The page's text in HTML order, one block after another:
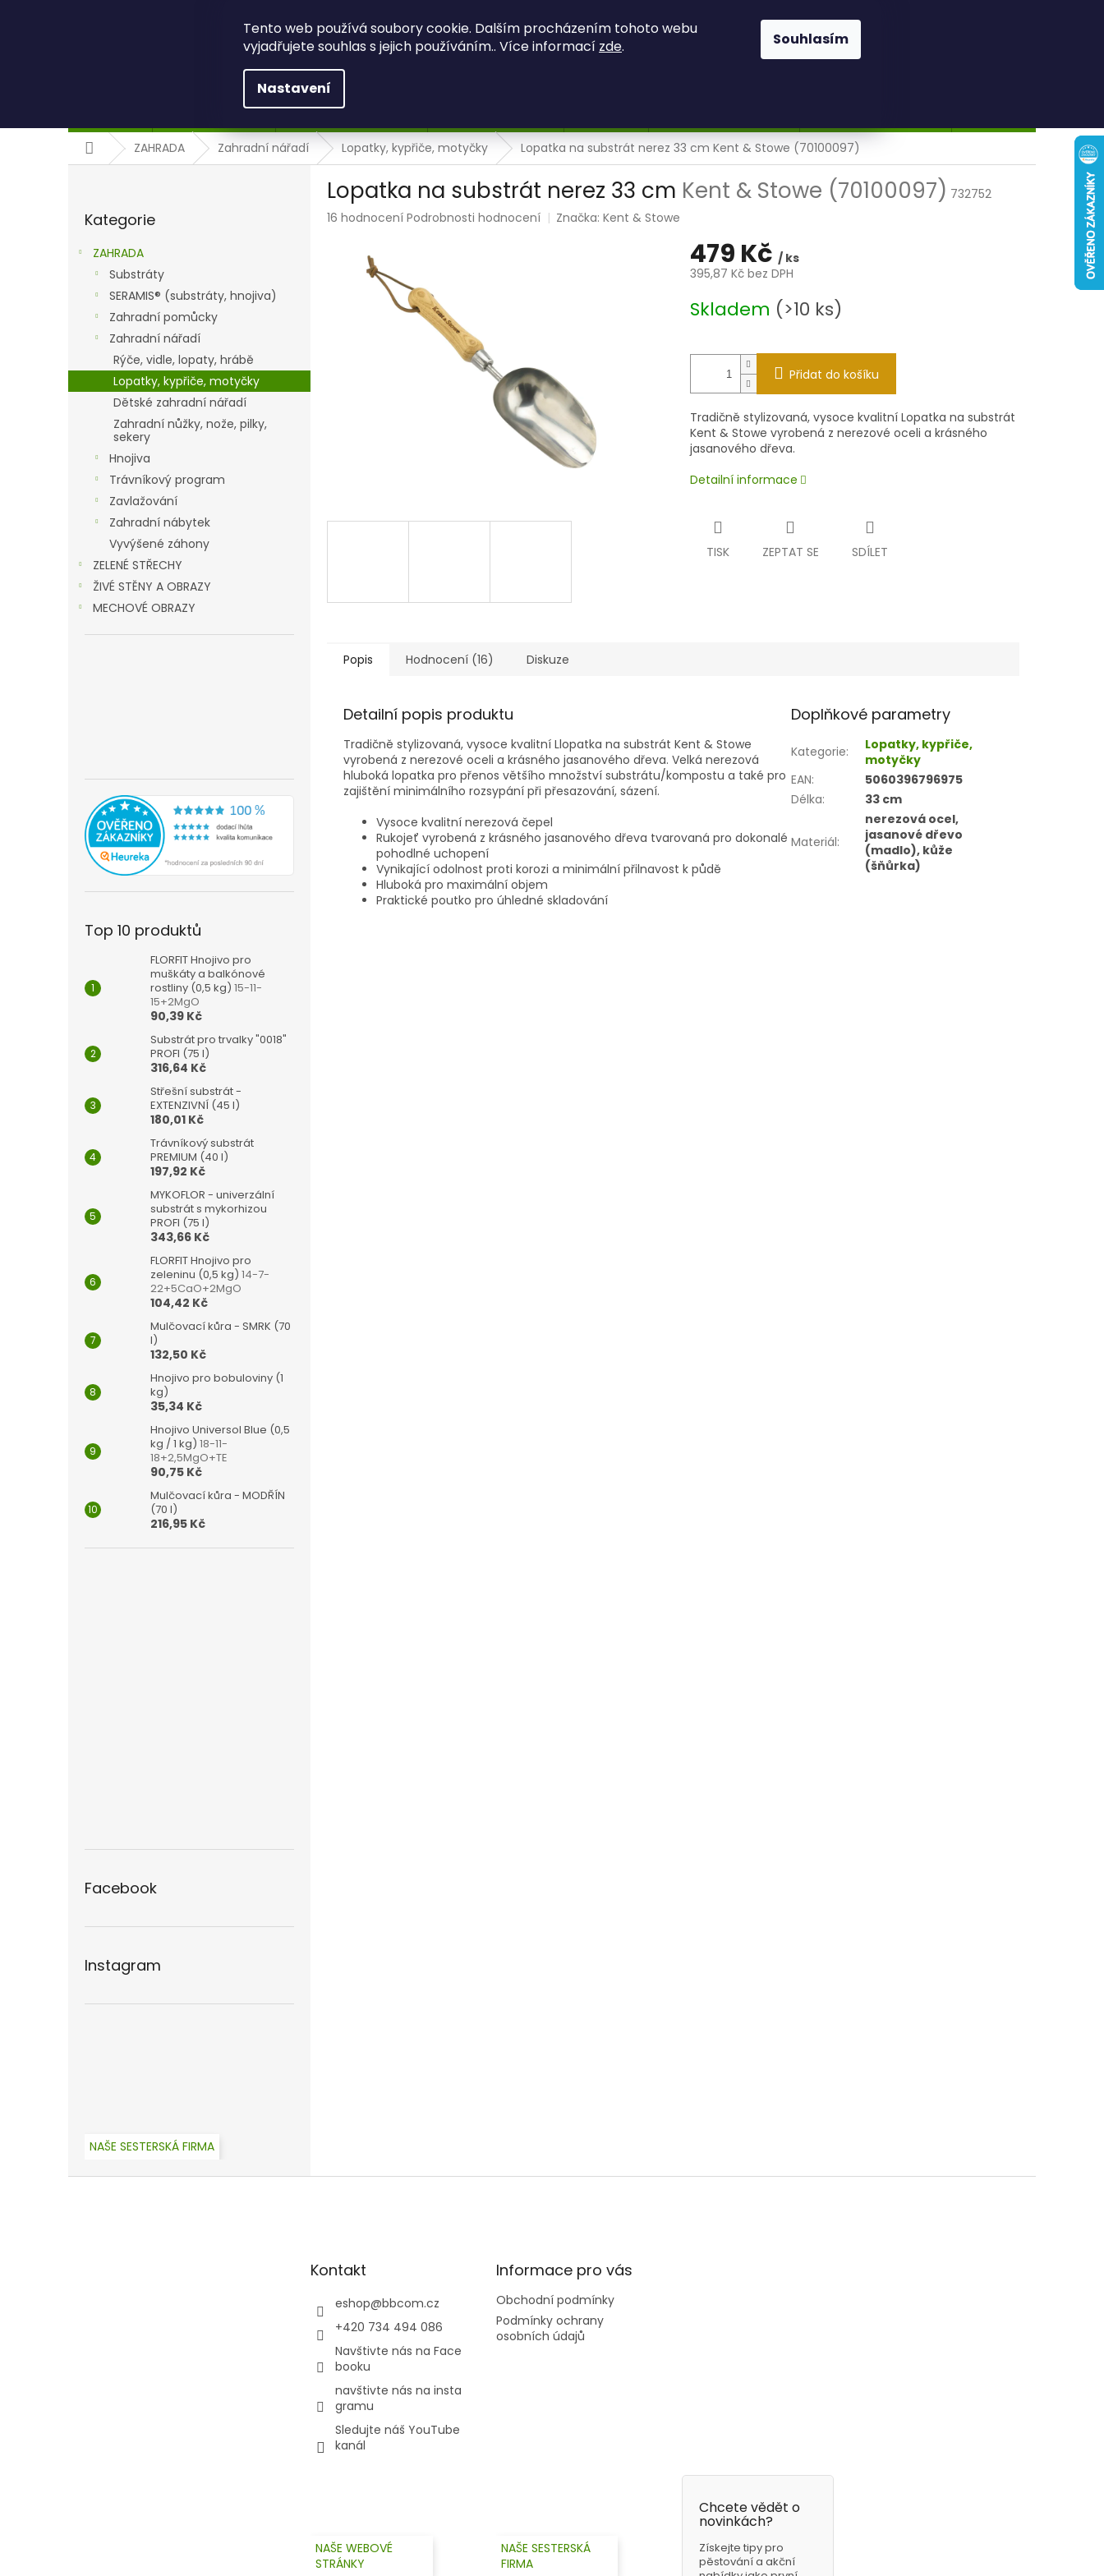
Tento web používá soubory cookie. Dalším procházením tohoto webu
vyjadřujete souhlas s jejich používáním.. Více informací zde.
Nastavení
Souhlasím
DomůZAHRADA Zahradní nářadí Lopatky, kypřiče, motyčky Lopatka na substrát nerez 33 cm Kent & Stowe (70100097)
n
e
kategorie
Kategorie
ZAHRADA
Substráty
SERAMIS® (substráty, hnojiva)
Zahradní pomůcky
Zahradní nářadí
Rýče, vidle, lopaty, hrábě
Lopatky, kypřiče, motyčky
Dětské zahradní nářadí
Zahradní nůžky, nože, pilky,
sekery
Hnojiva
Trávníkový program
Zavlažování
Zahradní nábytek
Vyvýšené záhony
ZELENÉ STŘECHY
ŽIVÉ STĚNY A OBRAZY
MECHOVÉ OBRAZY
Top 10 produktů
FLORFIT Hnojivo pro
muškáty a balkónové
rostliny (0,5 kg) 15-11-
15+2MgO
90,39 Kč
Substrát pro trvalky "0018"
PROFI (75 l)
316,64 Kč
Střešní substrát -
EXTENZIVNÍ (45 l)
180,01 Kč
Trávníkový substrát
PREMIUM (40 l)
197,92 Kč
MYKOFLOR - univerzální
substrát s mykorhizou
PROFI (75 l)
343,66 Kč
FLORFIT Hnojivo pro
zeleninu (0,5 kg) 14-7-
22+5CaO+2MgO
104,42 Kč
Mulčovací kůra - SMRK (70
l)
132,50 Kč
Hnojivo pro bobuloviny (1
kg)
35,34 Kč
Hnojivo Universol Blue (0,5
kg / 1 kg) 18-11-
18+2,5MgO+TE
90,75 Kč
Mulčovací kůra - MODŘÍN
(70 l)
216,95 Kč
Facebook
Instagram
NAŠE SESTERSKÁ FIRMA
Lopatka na substrát nerez 33 cm Kent & Stowe (70100097) 732752
Průměrné
16 hodnocení Podrobnosti hodnocení Značka:Kent & Stowe
479 Kč / ks
395,87 Kč bez DPH
cena:
Skladem (>10 ks)
Přidat do košíku
Tradičně stylizovaná, vysoce kvalitní Lopatka na substrát
Kent & Stowe vyrobená z nerezové oceli a krásného
jasanového dřeva.
Detailní informace
TISK ZEPTAT SE SDÍLET
Popis Hodnocení (16) Diskuze
Detailní popis produktu
Tradičně stylizovaná, vysoce kvalitní Llopatka na substrát Kent & Stowe
vyrobená z nerezové oceli a krásného jasanového dřeva. Velká nerezová
hluboká lopatka pro přenos většího množství substrátu/kompostu a také pro
zajištění minimálního rozsypání při přesazování, sázení.
Vysoce kvalitní nerezová čepel
Rukojeť vyrobená z krásného jasanového dřeva tvarovaná pro dokonalé
pohodlné uchopení
Vynikající odolnost proti korozi a minimální přilnavost k půdě
Hluboká pro maximální objem
Praktické poutko pro úhledné skladování
Doplňkové parametry
Kategorie:
Lopatky, kypřiče,
motyčky
EAN:
5060396796975
Délka: 33 cm
Materiál:
nerezová ocel,
jasanové dřevo
(madlo), kůže
(šňůrka)
Kontakt
eshop@bbcom.cz
+420 734 494 086
Navštivte nás na Face
booku
navštivte nás na insta
gramu
Sledujte náš YouTube
kanál
Informace pro vás
Obchodní podmínky
Podmínky ochrany
osobních údajů
NAŠE WEBOVÉ
STRÁNKY
NAŠE SESTERSKÁ
FIRMA
Chcete vědět o
novinkách?
Získejte tipy pro
pěstování a akční